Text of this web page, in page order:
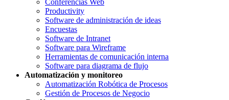
Conferencias Web
Productivity
Software de administración de ideas
Encuestas
Software de Intranet
Software para Wireframe
Herramientas de comunicación interna
Software para diagrama de flujo
Automatización y monitoreo
Automatización Robótica de Procesos
Gestión de Procesos de Negocio